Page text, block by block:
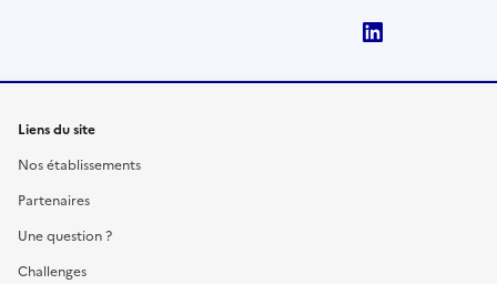
Liens du site
Nos établissements
Partenaires
Une question ?
Challenges